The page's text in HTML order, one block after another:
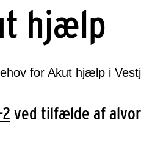
hjælp
for Akut hjælp i
ved tilfælde af